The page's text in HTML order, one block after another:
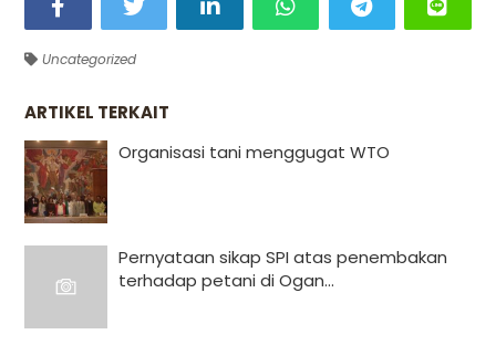
Uncategorized
ARTIKEL TERKAIT
Organisasi tani menggugat WTO
Pernyataan sikap SPI atas penembakan
terhadap petani di Ogan...